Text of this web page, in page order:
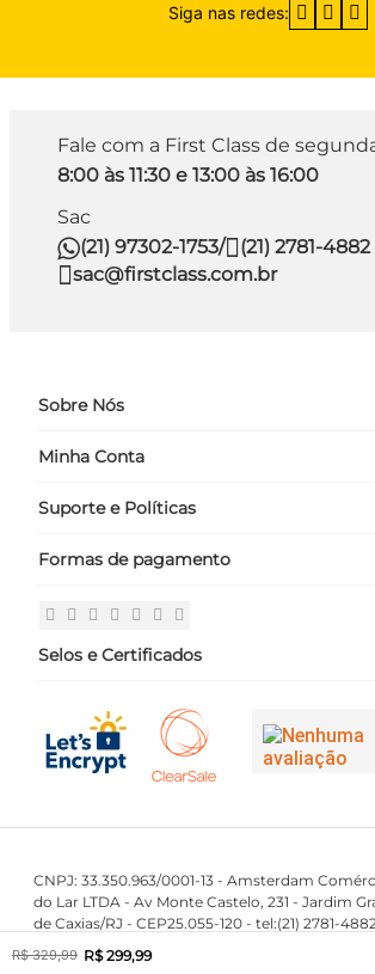
R$ 329,99 R$ 299,99
Siga nas redes:
Fale com a First Class de
8:00 às 11:30 e 13:00 às 16:00
Sac
(21) 97302-1753/
(21) 2781-4882
sac@firstclass.com.br
Sobre Nós
Quem Somos
Minha Conta
Meus Dados
Suporte e Políticas
Políticas
Fale Conosco
Formas de pagamento
Selos e Certificados
CNPJ: 33.350.963/0001-13 - Amsterdam
do Lar LTDA - Av Monte Castelo, 231 - Jardim
de Caxias/RJ - CEP25.055-120 - tel:(21) 2781-4882
First Class © 2016 - 2023 - Todos os direitos